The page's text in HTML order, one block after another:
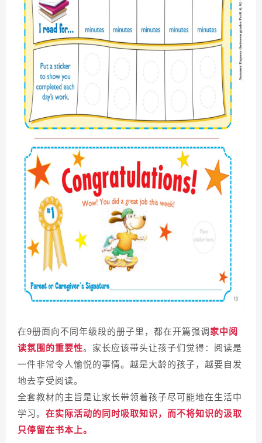
在9册面向不同年级段的册子里，都在开篇强调家中阅
读氛围的重要性。家长应该带头让孩子们觉得：阅读是
一件非常令人愉悦的事情。越是大龄的孩子，越要自发
地去享受阅读。
全套教材的主旨是让家长带领着孩子尽可能地在生活中
学习。 在实际活动的同时吸取知识，而不将知识的汲取
只停留在书本上。